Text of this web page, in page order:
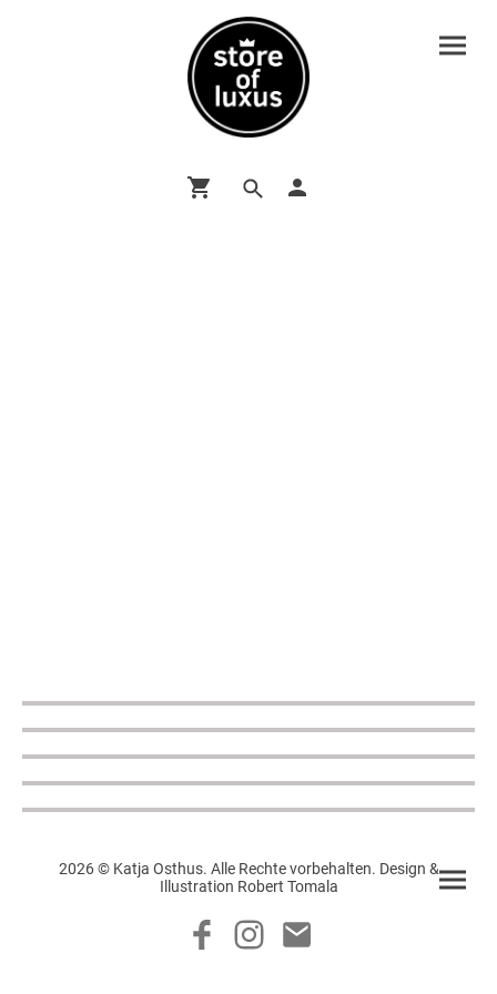
2026 © Katja Osthus. Alle Rechte vorbehalten. Design &
Illustration Robert Tomala